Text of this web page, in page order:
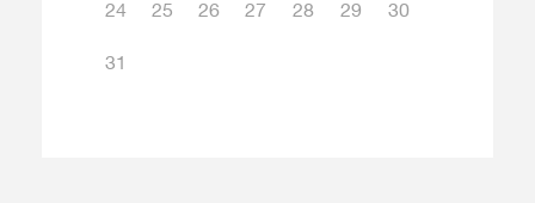
24 25 26 27 28 29 30
31